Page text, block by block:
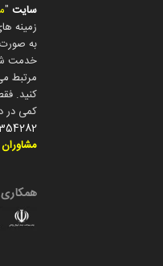
سایت "
زمینه
به صورت
خدمت
مرتبط
کنید.
کمی در
مشاوران